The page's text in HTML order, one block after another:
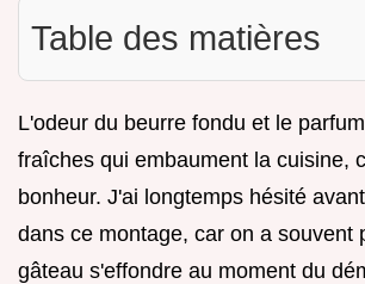
Table des matières
L'odeur du beurre fondu et le
fraîches qui embaument la cuisine,
bonheur. J'ai longtemps hésité
dans ce montage, car on a souvent
gâteau s'effondre au moment du